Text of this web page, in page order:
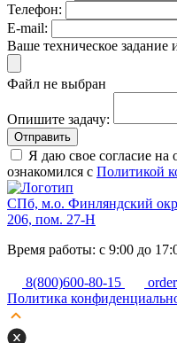
Телефон:
E-mail:
Ваше техническое задание
Файл не выбран
Опишите задачу:
Отправить
Я даю свое согласие на
ознакомился с Политикой
СПб, м.о. Финляндский
206, пом. 27-Н
Время работы: с 9:00 до
8(800)600-80-15
Политика